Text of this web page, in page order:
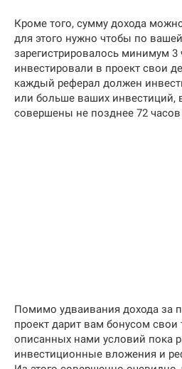
Кроме того, сумму дохода
для этого нужно чтобы по
зарегистрировалось минимум 3
инвестировали в проект свои
каждый реферал должен
или больше ваших
совершены не позднее 72 часов
Помимо удваивания дохода за
проект дарит вам бонусом
описанных нами условий пока
инвестиционные вложения и